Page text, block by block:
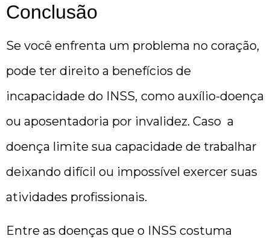
Conclusão
Se você enfrenta um problema no coração,
pode ter direito a benefícios de
incapacidade do INSS, como auxílio-doença
ou aposentadoria por invalidez. Caso a
doença limite sua capacidade de trabalhar
deixando difícil ou impossível exercer suas
atividades profissionais.
Entre as doenças que o INSS costuma